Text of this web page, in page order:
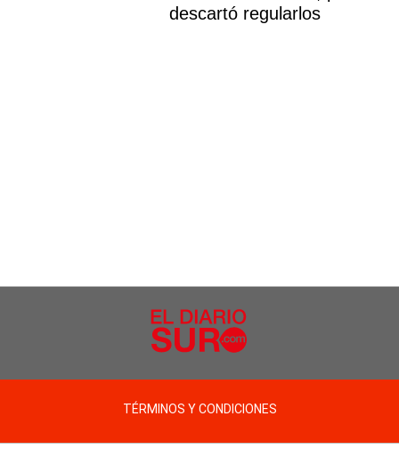
descartó regularlos
TÉRMINOS Y CONDICIONES